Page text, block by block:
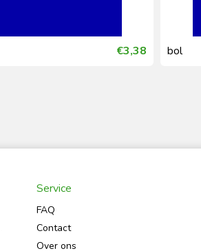
€3,38 bol
Service
FAQ
Contact
Over ons